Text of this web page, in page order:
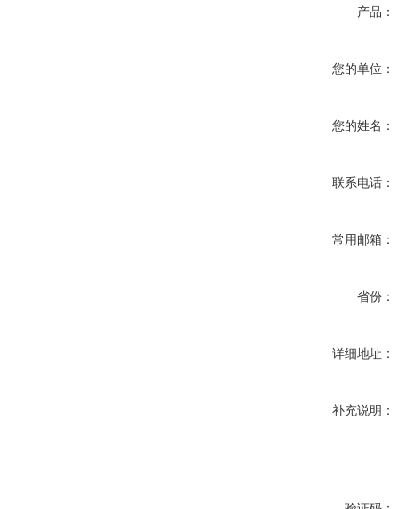
产品：
您的单位：
您的姓名：
联系电话：
常用邮箱：
省份：
详细地址：
补充说明：